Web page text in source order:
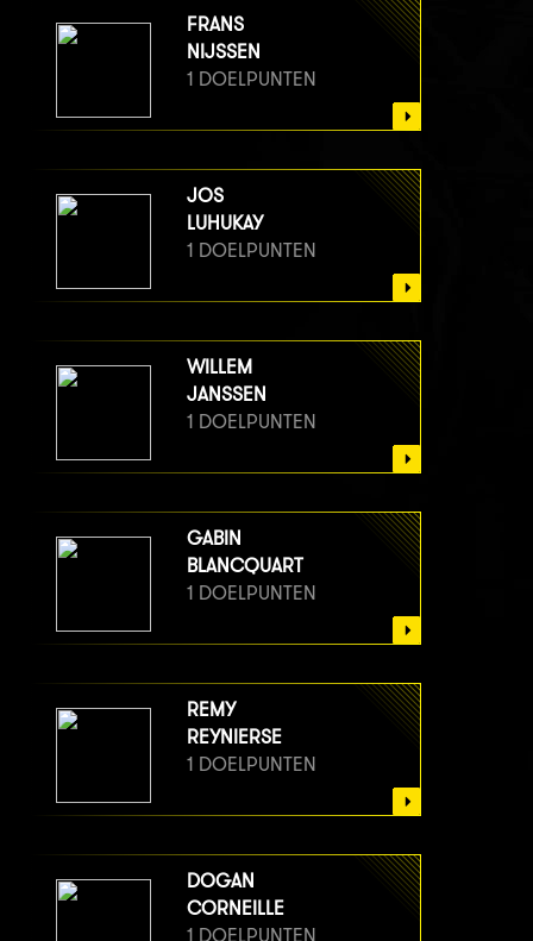
FRANS
NIJSSEN
1 DOELPUNTEN
JOS
LUHUKAY
1 DOELPUNTEN
WILLEM
JANSSEN
1 DOELPUNTEN
GABIN
BLANCQUART
1 DOELPUNTEN
REMY
REYNIERSE
1 DOELPUNTEN
DOGAN
CORNEILLE
1 DOELPUNTEN